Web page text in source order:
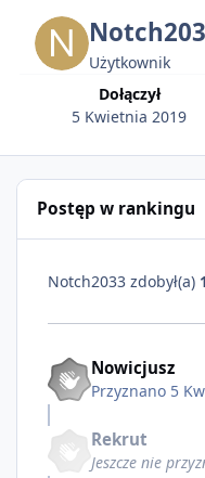
Użytkownik
Dołączył
5 Kwietnia 2019
Postęp w rankingu
Notch2033 zdobył(a)
Nowicjusz
Przyznano 5
Rekrut
Jeszcze nie